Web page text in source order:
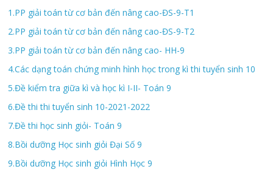
1.PP giải toán từ cơ bản đến nâng cao-ĐS-9-T1
2.PP giải toán từ cơ bản đến nâng cao-ĐS-9-T2
3.PP giải toán từ cơ bản đến nâng cao- HH-9
4.Các dạng toán chứng minh hình học trong kì thi tuyển sinh 10
5.Đề kiểm tra giữa kì và học kì I-II- Toán 9
6.Đề thi thi tuyển sinh 10-2021-2022
7.Đề thi học sinh giỏi- Toán 9
8.Bồi dưỡng Học sinh giỏi Đại Số 9
9.Bồi dưỡng Học sinh giỏi Hình Học 9